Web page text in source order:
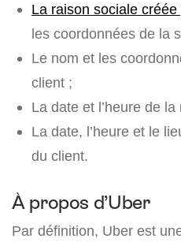
La raison sociale
les coordonnées de la
Le nom et les
client ;
La date et l’heure de
La date, l’heure et le
du client.
À propos d’Uber
Par définition, Uber est